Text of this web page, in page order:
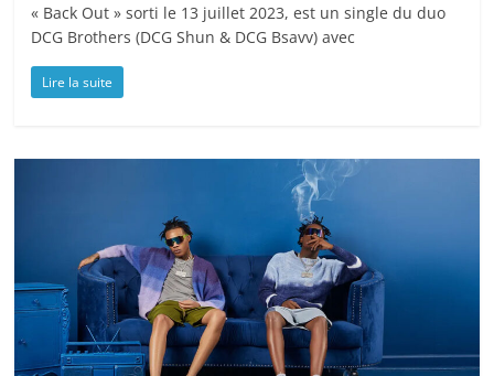
« Back Out » sorti le 13 juillet 2023, est un single du duo
DCG Brothers (DCG Shun & DCG Bsavv) avec
Lire la suite